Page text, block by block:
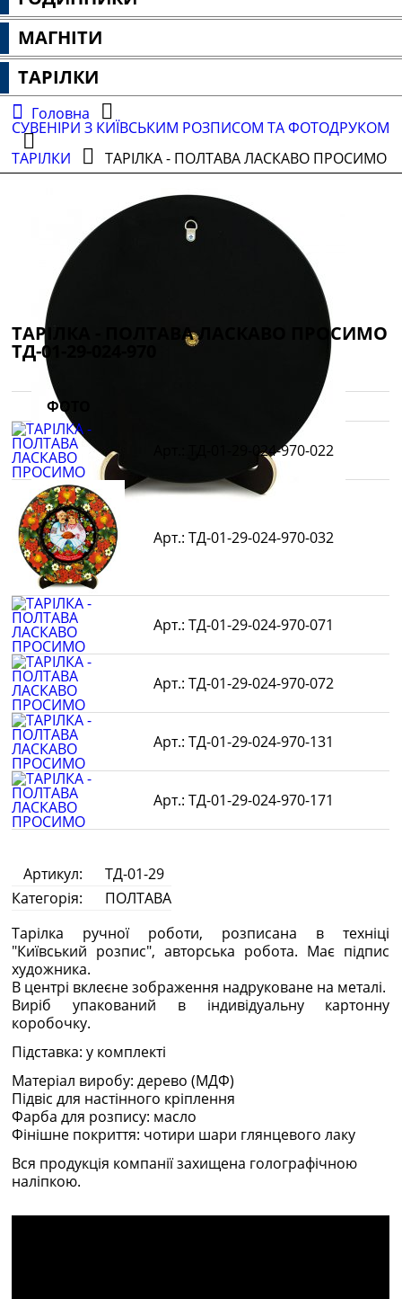
МАГНІТИ
ТАРІЛКИ
Головна
СУВЕНІРИ З КИЇВСЬКИМ РОЗПИСОМ ТА ФОТОДРУКОМ
ТАРІЛКИ
ТАРІЛКА - ПОЛТАВА ЛАСКАВО ПРОСИМО
ТАРІЛКА - ПОЛТАВА ЛАСКАВО ПРОСИМО
ТД-01-29-024-970
ФОТО
ТД-01-29-024-970-022
ТД-01-29-024-970-032
ТД-01-29-024-970-071
ТД-01-29-024-970-072
ТД-01-29-024-970-131
ТД-01-29-024-970-171
Артикул:
ТД-01-29
Категорія:
ПОЛТАВА
Тарілка ручної роботи, розписана в техніці
"Київський розпис", авторська робота. Має підпис
художника.
В центрі вклеєне зображення надруковане на металі.
Виріб упакований в індивідуальну картонну
коробочку.
Підставка: у комплекті
Матеріал виробу: дерево (МДФ)
Підвіс для настінного кріплення
Фарба для розпису: масло
Фінішне покриття: чотири шари глянцевого лаку
Вся продукція компанії захищена голографічною
наліпкою.